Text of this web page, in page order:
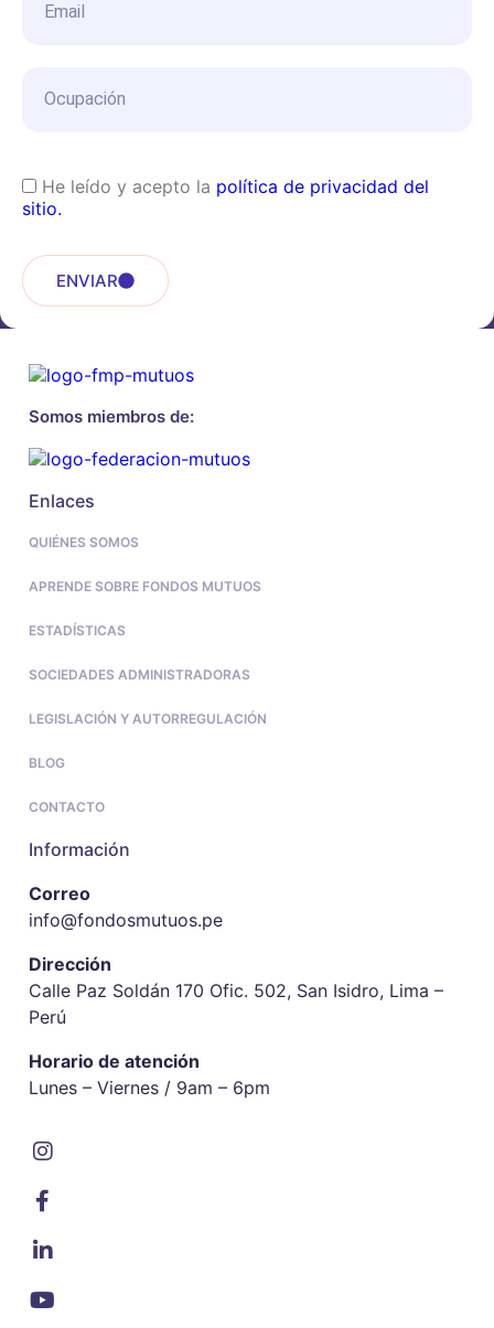
He leído y acepto la política de privacidad del
sitio.
ENVIAR
Somos miembros de:
Enlaces
QUIÉNES SOMOS
APRENDE SOBRE FONDOS MUTUOS
ESTADÍSTICAS
SOCIEDADES ADMINISTRADORAS
LEGISLACIÓN Y AUTORREGULACIÓN
BLOG
CONTACTO
Información
Correo
info@fondosmutuos.pe
Dirección
Calle Paz Soldán 170 Ofic. 502, San Isidro, Lima –
Perú
Horario de atención
Lunes – Viernes / 9am – 6pm